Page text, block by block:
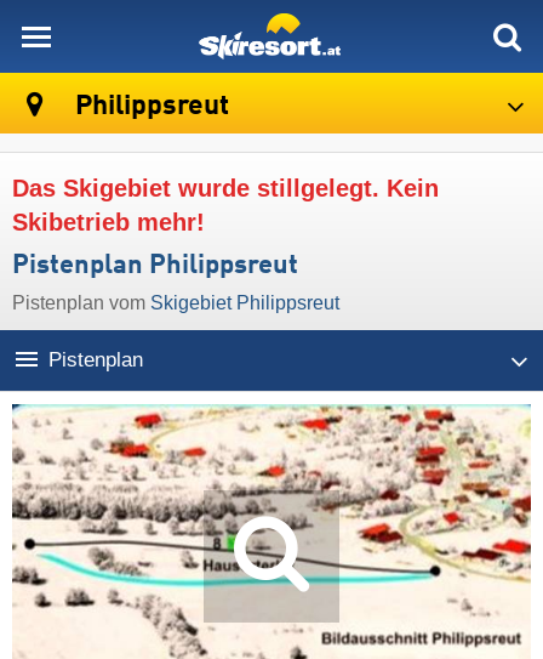
Philippsreut
Das Skigebiet wurde stillgelegt. Kein
Skibetrieb mehr!
Pistenplan Philippsreut
Pistenplan vom Skigebiet Philippsreut
Pistenplan